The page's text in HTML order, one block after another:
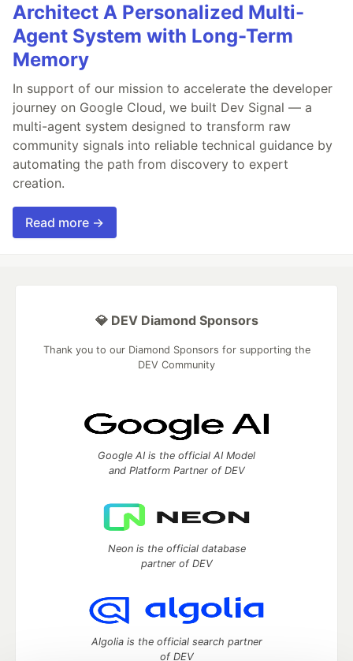
Architect A Personalized Multi-
Agent System with Long-Term
Memory
In support of our mission to accelerate the developer
journey on Google Cloud, we built Dev Signal — a
multi-agent system designed to transform raw
community signals into reliable technical guidance by
automating the path from discovery to expert
creation.
Read more →
💎 DEV Diamond Sponsors
Thank you to our Diamond Sponsors for supporting the
DEV Community
Google AI is the official AI Model
and Platform Partner of DEV
Neon is the official database
partner of DEV
Algolia is the official search partner
of DEV